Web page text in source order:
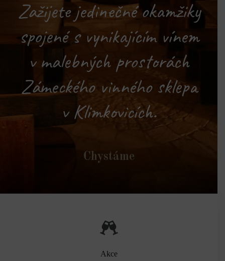
Zažijete jedinečné okamžiky
spojené s vynikajícím vínem
v malebných prostorách
Zámeckého vinného sklepa
v Klimkovicích.
Chystáme
Akce